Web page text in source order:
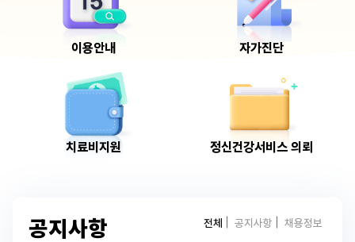
이용안내 자가진단
치료비지원 정신건강서비스 의뢰
공지사항 전체 공지사항 채용정보